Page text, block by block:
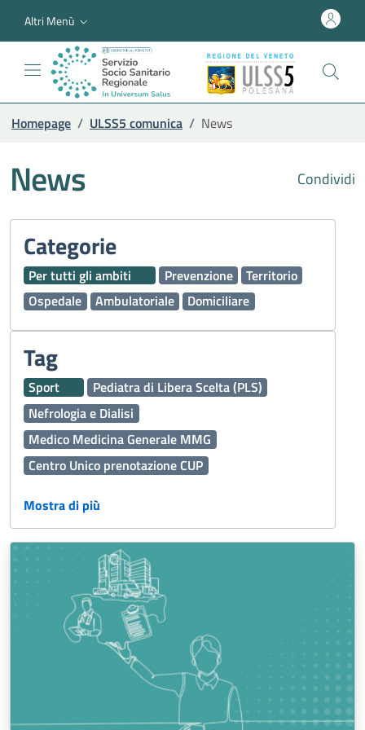
Altri Menù
Homepage / ULSS5 comunica / News
Condividi
News
Categorie
Per tutti gli ambiti Prevenzione
Territorio
Ospedale
Ambulatoriale Domiciliare
Tag
Sport
Pediatra di Libera Scelta (PLS)
Nefrologia e Dialisi
Medico Medicina Generale MMG
Centro Unico prenotazione CUP
Dermatologia
Percorso Diagnostico Terapeutico Assistenziale PDTA
Medicina Generale
Emergenza Sanitaria
Servizi Online
Servizi Distrettuali
Operatori Socio Sanitari OSS
Continuità assistenziale ex Guardia Medica
Disabilità
Cure Palliative
Prenotazioni
Fascicolo Sanitario Elettronico FSE
Mostra di più